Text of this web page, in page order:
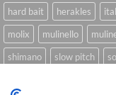
hard bait
herakles
molix
mulinello
shimano
slow pitch